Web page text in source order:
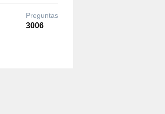
Preguntas
3006